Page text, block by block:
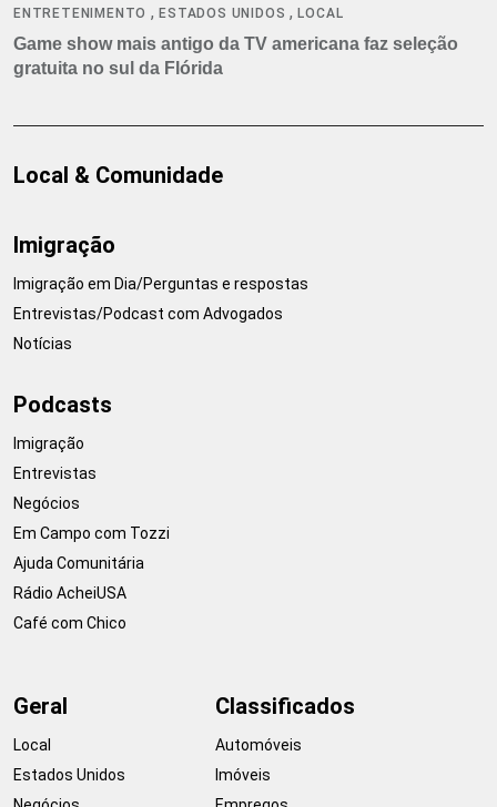
ENTRETENIMENTO ,ESTADOS UNIDOS ,LOCAL
Game show mais antigo da TV americana faz seleção
gratuita no sul da Flórida
Local & Comunidade
Imigração
Imigração em Dia/Perguntas e respostas
Entrevistas/Podcast com Advogados
Notícias
Podcasts
Imigração
Entrevistas
Negócios
Em Campo com Tozzi
Ajuda Comunitária
Rádio AcheiUSA
Café com Chico
Geral
Local
Estados Unidos
Classificados
Automóveis
Imóveis